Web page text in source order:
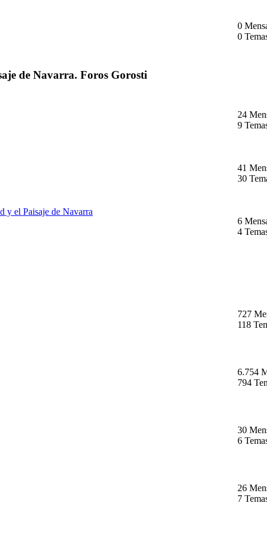
0
0
de Navarra. Foros Gorosti
24
9
41
30
y el Paisaje de Navarra
6
4
727
118
6.754
794
30
6
26
7